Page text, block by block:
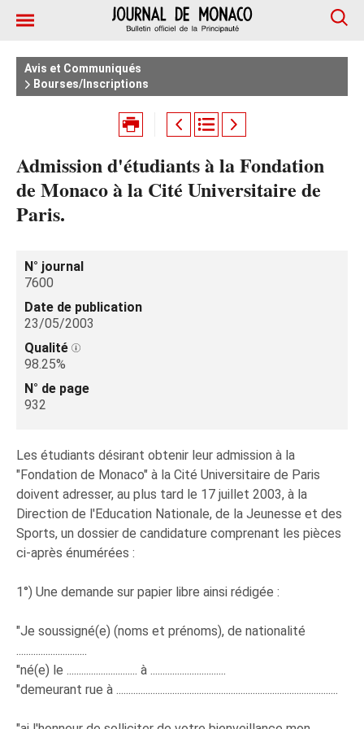
Avis et Communiqués
Bourses/Inscriptions
Admission d'étudiants à la Fondation
de Monaco à la Cité Universitaire de
Paris.
N° journal
7600
Date de publication
23/05/2003
Qualité
98.25%
N° de page
932
Les étudiants désirant obtenir leur admission à la
"Fondation de Monaco" à la Cité Universitaire de Paris
doivent adresser, au plus tard le 17 juillet 2003, à la
Direction de l'Education Nationale, de la Jeunesse et des
Sports, un dossier de candidature comprenant les pièces
ci-après énumérées :
1°) Une demande sur papier libre ainsi rédigée :
"Je soussigné(e) (noms et prénoms), de nationalité
.............................
"né(e) le ............................. à ...............................
"demeurant rue à ...........................................................................................